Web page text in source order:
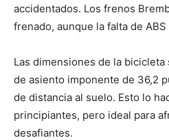
accidentados. Los frenos
frenado, aunque la falta de
Las dimensiones de la
de asiento imponente de 36,2
de distancia al suelo. Esto lo
principiantes, pero ideal para
desafiantes.